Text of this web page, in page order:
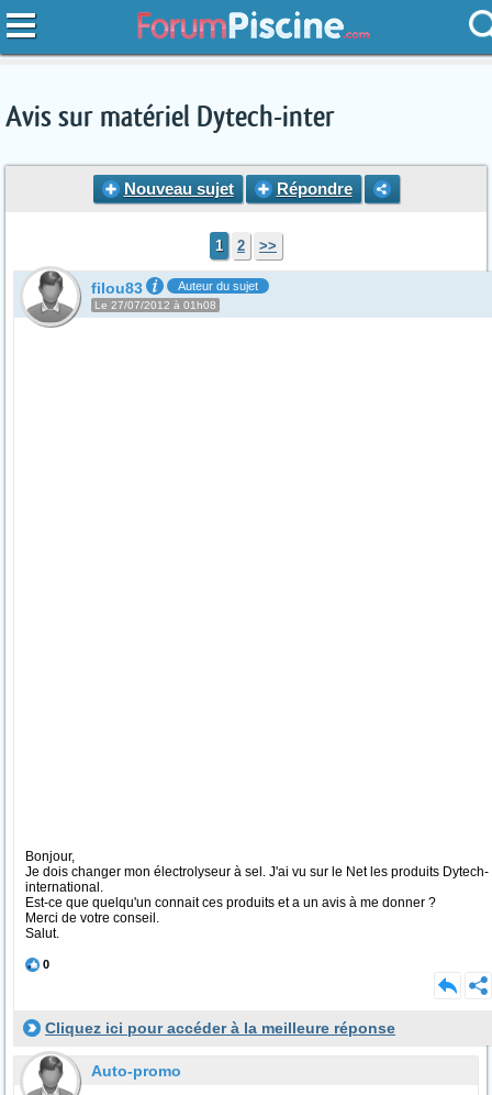
Avis sur matériel Dytech-inter
Nouveau sujet Répondre
1 2 >>
filou83 Auteur du sujet
Le 27/07/2012 à 01h08
Bonjour,
Je dois changer mon électrolyseur à sel. J'ai vu sur le Net les produits Dytech-
international.
Est-ce que quelqu'un connait ces produits et a un avis à me donner ?
Merci de votre conseil.
Salut.
0
Cliquez ici pour accéder à la meilleure réponse
Auto-promo